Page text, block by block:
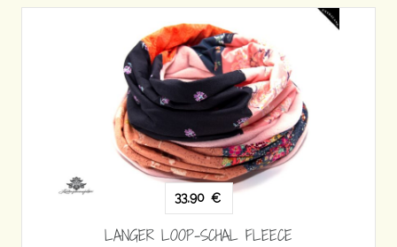
33,90 €
LANGER LOOP-SCHAL FLEECE